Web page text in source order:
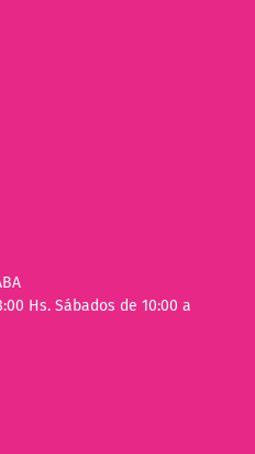
Hs. Sábados de 10:00 a